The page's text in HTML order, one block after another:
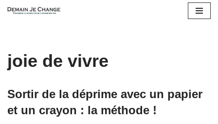
joie de vivre
Sortir de la déprime avec un papier
et un crayon : la méthode !